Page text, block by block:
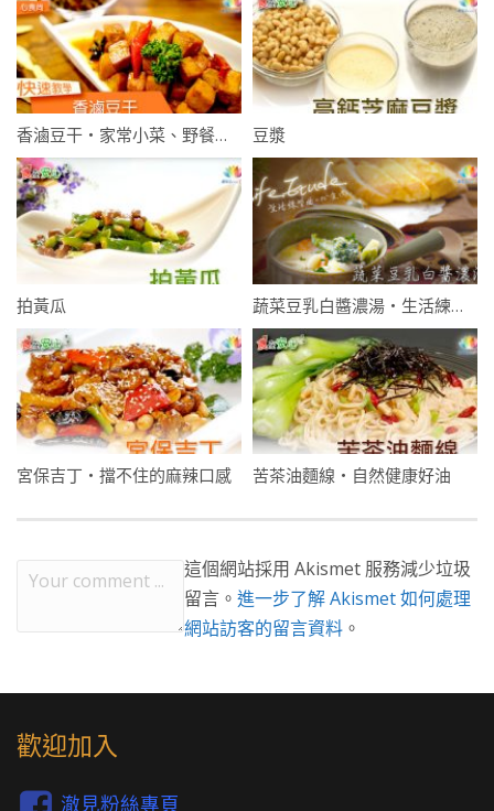
香滷豆干・家常小菜、野餐出遊的簡單料理・快速教學 豆漿
拍黃瓜 蔬菜豆乳白醬濃湯・生活練習曲
宮保吉丁・擋不住的麻辣口感 苦茶油麵線・自然健康好油
這個網站採用 Akismet 服務減少垃圾
留言。 進一步了解 Akismet 如何處理
網站訪客的留言資料 。
歡迎加入
澈見粉絲專頁